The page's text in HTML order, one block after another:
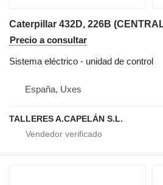
Precio a consultar
Sistema eléctrico - unidad de control
España, Uxes
TALLERES A.CAPELÁN S.L.